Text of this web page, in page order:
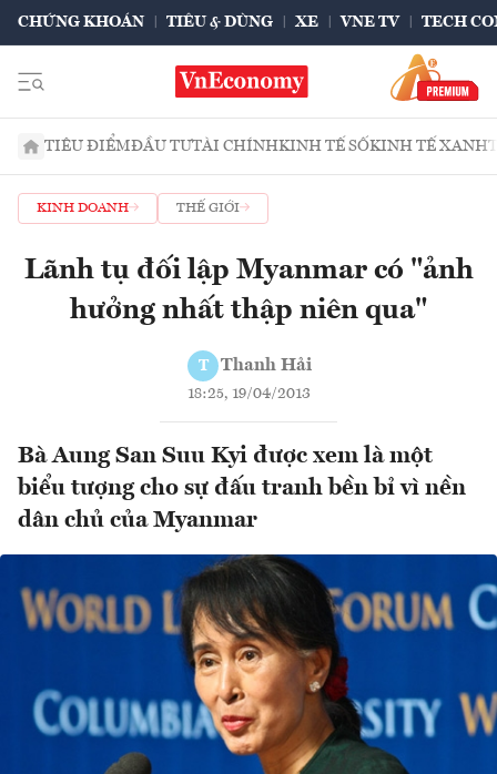
CHỨNG KHOÁN TIÊU & DÙNG XE VNE TV TECH
TIÊU ĐIỂMĐẦU TƯTÀI CHÍNHKINH TẾ SỐKINH TẾ XANH
KINH DOANH THẾ GIỚI
Lãnh tụ đối lập Myanmar có "ảnh
hưởng nhất thập niên qua"
T Thanh Hải
18:25, 19/04/2013
Bà Aung San Suu Kyi được xem là một
biểu tượng cho sự đấu tranh bền bỉ vì nền
dân chủ của Myanmar